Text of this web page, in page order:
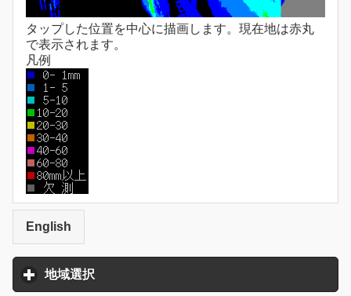
タップした位置を中心に描画します。現在地は赤丸
で表示されます。
凡例
English
地域選択